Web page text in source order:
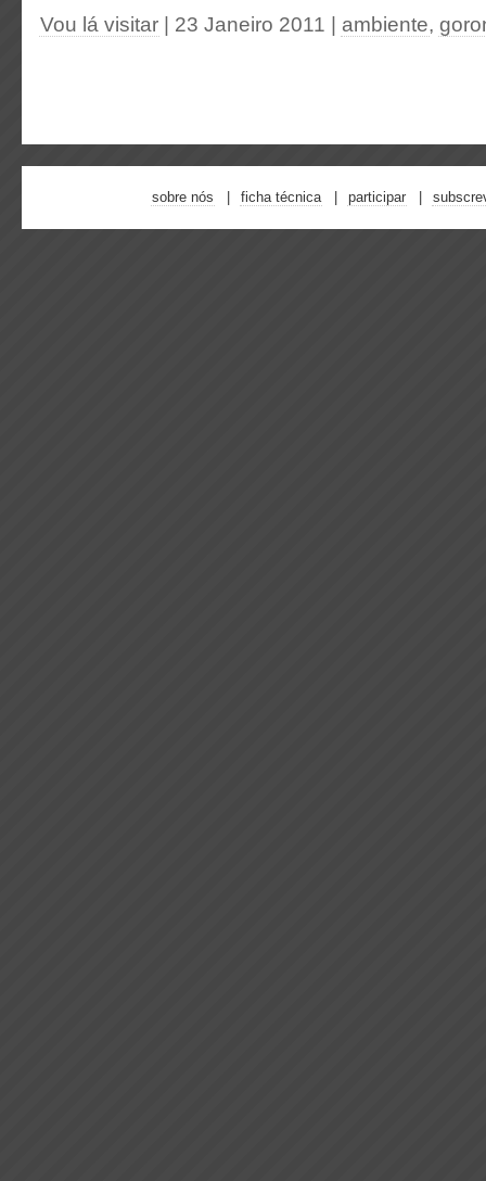
Vou lá visitar | 23 Janeiro 2011 ambiente,
sobre nós ficha técnica participar